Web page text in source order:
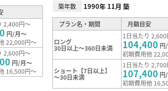
2,400円～
円/月～
22,000円～
2,600円～
円/月～
16,500円～
築年数 1990年 11月 築
プラン名・期間 月額目安
ロング
30日以上～360日未満
1日当たり 2,600
104,400 円
初期費用他
ショート【7日以上】
～30日未満
1日当たり 2,700
107,400 円
初期費用他